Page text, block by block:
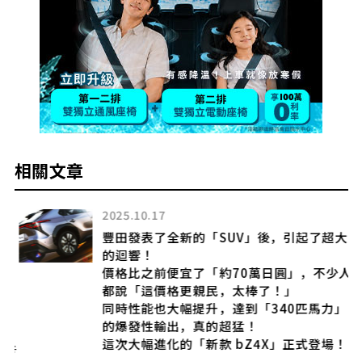
相關文章
2025.10.17
豐田發表了全新的「SUV」後，引起了超大
的迴響！
價格比之前便宜了「約70萬日圓」，不少人
都說「這價格更親民，太棒了！」
同時性能也大幅提升，達到「340匹馬力」
的爆發性輸出，真的超猛！
這次大幅進化的「新款 bZ4X」正式登場！